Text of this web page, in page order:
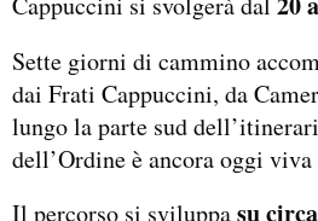
Sette giorni di cammino
dai Frati Cappuccini, da
lungo la parte sud
dell’Ordine è ancora oggi
Il percorso si sviluppasu